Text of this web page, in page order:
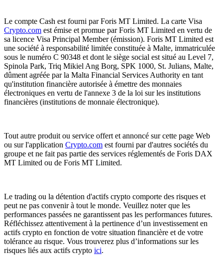
Le compte Cash est fourni par Foris MT Limited. La carte Visa
Crypto.com est émise et promue par Foris MT Limited en vertu de
sa licence Visa Principal Member (émission). Foris MT Limited est
une société à responsabilité limitée constituée à Malte, immatriculée
sous le numéro C 90348 et dont le siège social est situé au Level 7,
Spinola Park, Triq Mikiel Ang Borg, SPK 1000, St. Julians, Malte,
dûment agréée par la Malta Financial Services Authority en tant
qu'institution financière autorisée à émettre des monnaies
électroniques en vertu de l'annexe 3 de la loi sur les institutions
financières (institutions de monnaie électronique).
Tout autre produit ou service offert et annoncé sur cette page Web
ou sur l'application Crypto.com est fourni par d'autres sociétés du
groupe et ne fait pas partie des services réglementés de Foris DAX
MT Limited ou de Foris MT Limited.
Le trading ou la détention d'actifs crypto comporte des risques et
peut ne pas convenir à tout le monde. Veuillez noter que les
performances passées ne garantissent pas les performances futures.
Réfléchissez attentivement à la pertinence d’un investissement en
actifs crypto en fonction de votre situation financière et de votre
tolérance au risque. Vous trouverez plus d’informations sur les
risques liés aux actifs crypto ici.